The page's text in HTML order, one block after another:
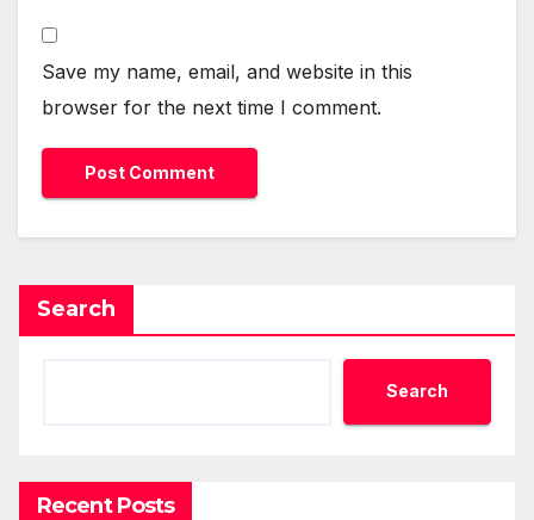
Save my name, email, and website in this
browser for the next time I comment.
Search
Search
Recent Posts